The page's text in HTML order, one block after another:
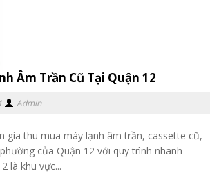
Âm Trần Cũ Tại Quận 12
Admin
gia thu mua máy lạnh âm trần, cassette cũ,
của Quận 12 với quy trình nhanh
là khu vực...